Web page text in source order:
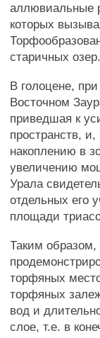
аллювиальные
которых
старичных озер.
В голоцене,
Восточном
приведшая к
пространств,
накоплению в
увеличению
Урала
отдельных его
площади
Таким образом,
торфяных
торфяных
вод и
слое, т.е. в